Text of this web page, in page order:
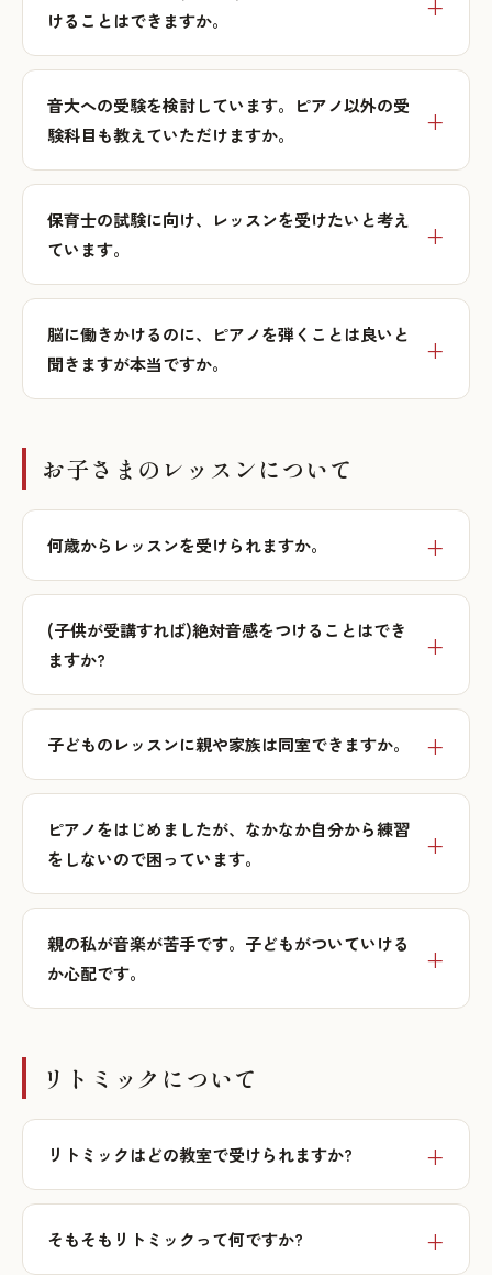
けることはできますか。
音大への受験を検討しています。ピアノ以外の受
験科目も教えていただけますか。
保育士の試験に向け、レッスンを受けたいと考え
ています。
脳に働きかけるのに、ピアノを弾くことは良いと
聞きますが本当ですか。
お子さまのレッスンについて
何歳からレッスンを受けられますか。
(子供が受講すれば)絶対音感をつけることはでき
ますか?
子どものレッスンに親や家族は同室できますか。
ピアノをはじめましたが、なかなか自分から練習
をしないので困っています。
親の私が音楽が苦手です。子どもがついていける
か心配です。
リトミックについて
リトミックはどの教室で受けられますか?
そもそもリトミックって何ですか?